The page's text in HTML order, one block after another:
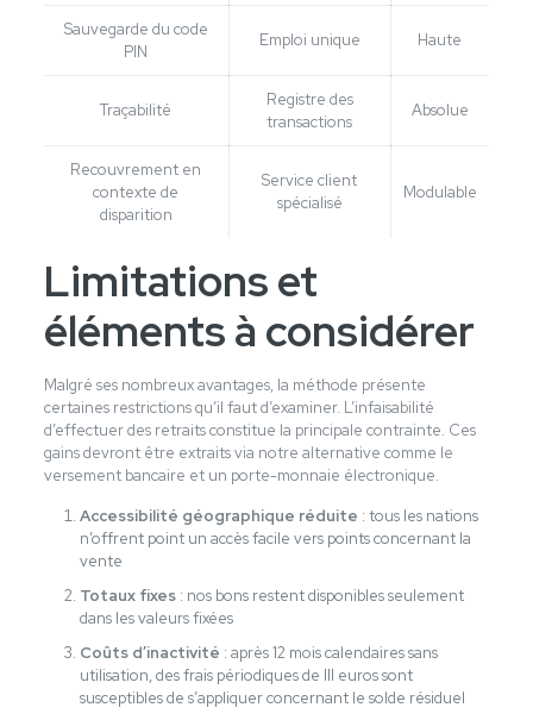
Sauvegarde du code
PIN
Emploi unique Haute
Traçabilité
Registre des
transactions
Absolue
Recouvrement en
contexte de
disparition
Service client
spécialisé
Modulable
Limitations et
éléments à considérer
Malgré ses nombreux avantages, la méthode présente
certaines restrictions qu’il faut d’examiner. L’infaisabilité
d’effectuer des retraits constitue la principale contrainte. Ces
gains devront être extraits via notre alternative comme le
versement bancaire et un porte-monnaie électronique.
Accessibilité géographique réduite : tous les nations
n’offrent point un accès facile vers points concernant la
vente
Totaux fixes: nos bons restent disponibles seulement
dans les valeurs fixées
Coûts d’inactivité : après 12 mois calendaires sans
utilisation, des frais périodiques de III euros sont
susceptibles de s’appliquer concernant le solde résiduel